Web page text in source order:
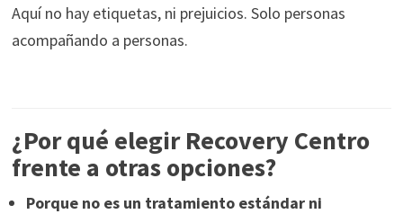
Aquí no hay etiquetas, ni prejuicios. Solo personas
acompañando a personas.
¿Por qué elegir Recovery Centro
frente a otras opciones?
Porque no es un tratamiento estándar ni